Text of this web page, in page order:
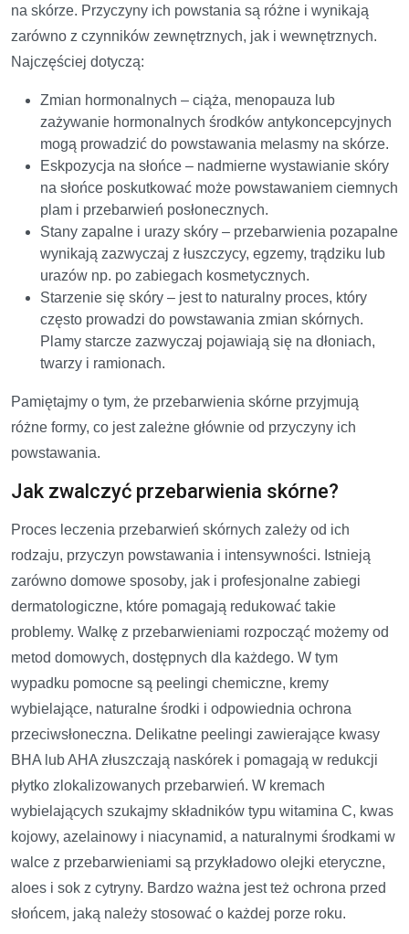
na skórze. Przyczyny ich powstania są różne i wynikają
zarówno z czynników zewnętrznych, jak i wewnętrznych.
Najczęściej dotyczą:
Zmian hormonalnych – ciąża, menopauza lub
zażywanie hormonalnych środków antykoncepcyjnych
mogą prowadzić do powstawania melasmy na skórze.
Eskpozycja na słońce – nadmierne wystawianie skóry
na słońce poskutkować może powstawaniem ciemnych
plam i przebarwień posłonecznych.
Stany zapalne i urazy skóry – przebarwienia pozapalne
wynikają zazwyczaj z łuszczycy, egzemy, trądziku lub
urazów np. po zabiegach kosmetycznych.
Starzenie się skóry – jest to naturalny proces, który
często prowadzi do powstawania zmian skórnych.
Plamy starcze zazwyczaj pojawiają się na dłoniach,
twarzy i ramionach.
Pamiętajmy o tym, że przebarwienia skórne przyjmują
różne formy, co jest zależne głównie od przyczyny ich
powstawania.
Jak zwalczyć przebarwienia skórne?
Proces leczenia przebarwień skórnych zależy od ich
rodzaju, przyczyn powstawania i intensywności. Istnieją
zarówno domowe sposoby, jak i profesjonalne zabiegi
dermatologiczne, które pomagają redukować takie
problemy. Walkę z przebarwieniami rozpocząć możemy od
metod domowych, dostępnych dla każdego. W tym
wypadku pomocne są peelingi chemiczne, kremy
wybielające, naturalne środki i odpowiednia ochrona
przeciwsłoneczna. Delikatne peelingi zawierające kwasy
BHA lub AHA złuszczają naskórek i pomagają w redukcji
płytko zlokalizowanych przebarwień. W kremach
wybielających szukajmy składników typu witamina C, kwas
kojowy, azelainowy i niacynamid, a naturalnymi środkami w
walce z przebarwieniami są przykładowo olejki eteryczne,
aloes i sok z cytryny. Bardzo ważna jest też ochrona przed
słońcem, jaką należy stosować o każdej porze roku.